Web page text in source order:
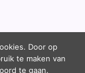
Door op
te maken van
te gaan.